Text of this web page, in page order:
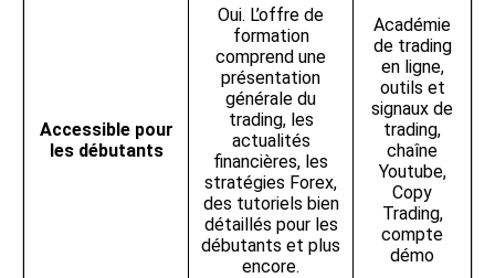
Accessible pour
les débutants
Oui. L’offre de
formation
comprend une
présentation
générale du
trading, les
actualités
financières, les
stratégies Forex,
des tutoriels bien
détaillés pour les
débutants et plus
encore.
Académie
de trading
en ligne,
outils et
signaux de
trading,
chaîne
Youtube,
Copy
Trading,
compte
démo